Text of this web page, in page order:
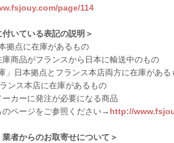
page/114
付いている表記の説明＞
拠点に在庫があるもの
庫商品がフランスから日本に輸送中のもの
」日本拠点とフランス本店両方に在庫がある
ランス本店に在庫があるもの
ーカーに発注が必要になる商品
のページをご参照ください→ http://
業者からのお取寄せについて＞